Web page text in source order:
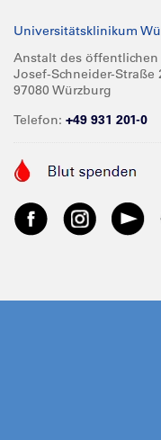
Universitätsklinikum
Anstalt des öffentlichen
Josef-Schneider-Straße
97080 Würzburg
Telefon: +49 931 201-0